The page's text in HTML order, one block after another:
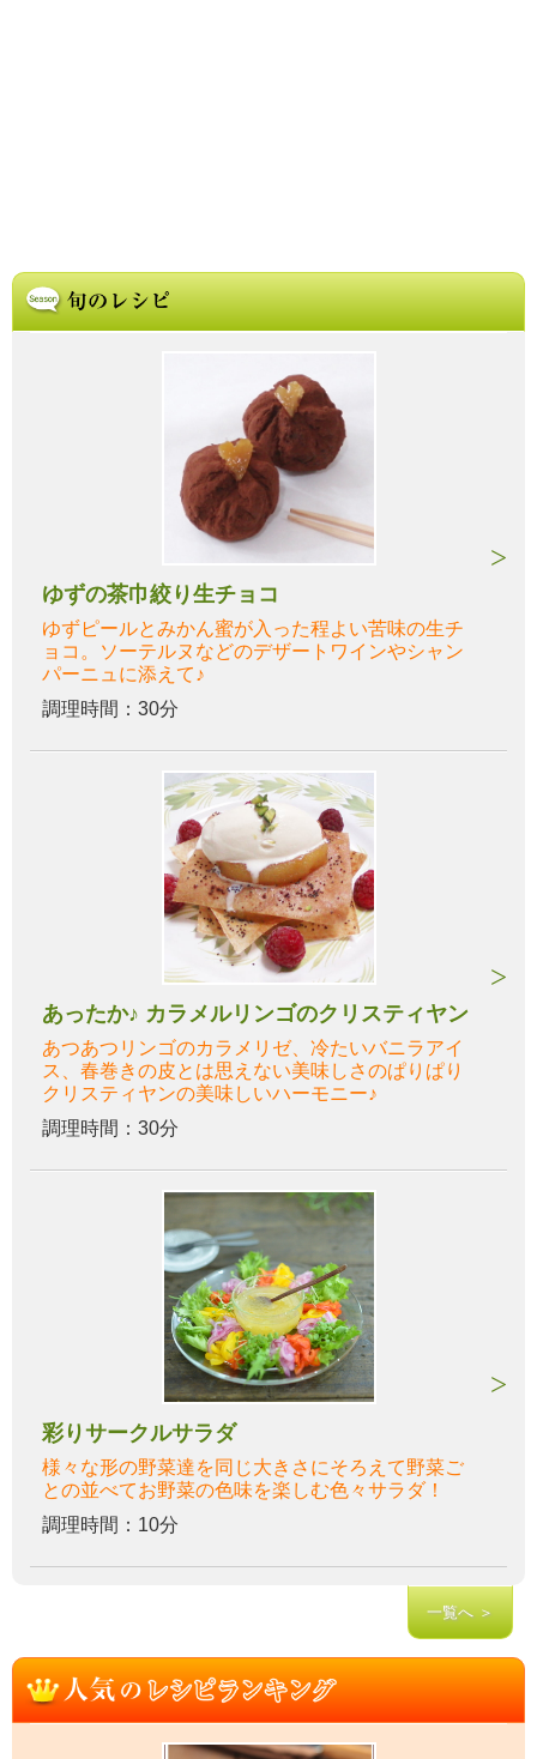
ゆずの茶巾絞り生チョコ
ゆずピールとみかん蜜が入った程よい苦味の生チ
ョコ。ソーテルヌなどのデザートワインやシャン
パーニュに添えて♪
調理時間：30分
あったか♪ カラメルリンゴのクリスティヤン
あつあつリンゴのカラメリゼ、冷たいバニラアイ
ス、春巻きの皮とは思えない美味しさのぱりぱり
クリスティヤンの美味しいハーモニー♪
調理時間：30分
彩りサークルサラダ
様々な形の野菜達を同じ大きさにそろえて野菜ご
との並べてお野菜の色味を楽しむ色々サラダ！
調理時間：10分
一覧へ ＞